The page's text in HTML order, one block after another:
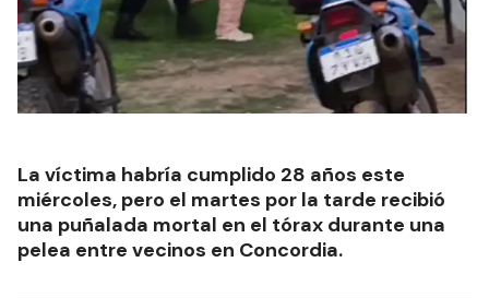
La víctima habría cumplido 28 años este
miércoles, pero el martes por la tarde recibió
una puñalada mortal en el tórax durante una
pelea entre vecinos en Concordia.